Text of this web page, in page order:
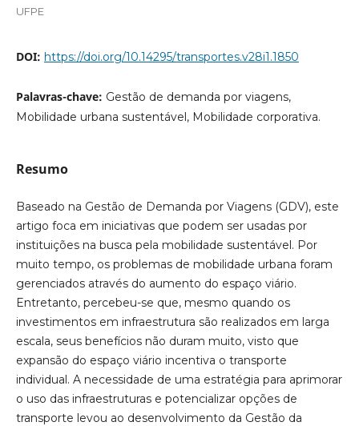
UFPE
DOI: https://doi.org/10.14295/transportes.v28i1.1850
Palavras-chave: Gestão de demanda por viagens,
Mobilidade urbana sustentável, Mobilidade corporativa.
Resumo
Baseado na Gestão de Demanda por Viagens (GDV), este
artigo foca em iniciativas que podem ser usadas por
instituições na busca pela mobilidade sustentável. Por
muito tempo, os problemas de mobilidade urbana foram
gerenciados através do aumento do espaço viário.
Entretanto, percebeu-se que, mesmo quando os
investimentos em infraestrutura são realizados em larga
escala, seus benefícios não duram muito, visto que
expansão do espaço viário incentiva o transporte
individual. A necessidade de uma estratégia para aprimorar
o uso das infraestruturas e potencializar opções de
transporte levou ao desenvolvimento da Gestão da